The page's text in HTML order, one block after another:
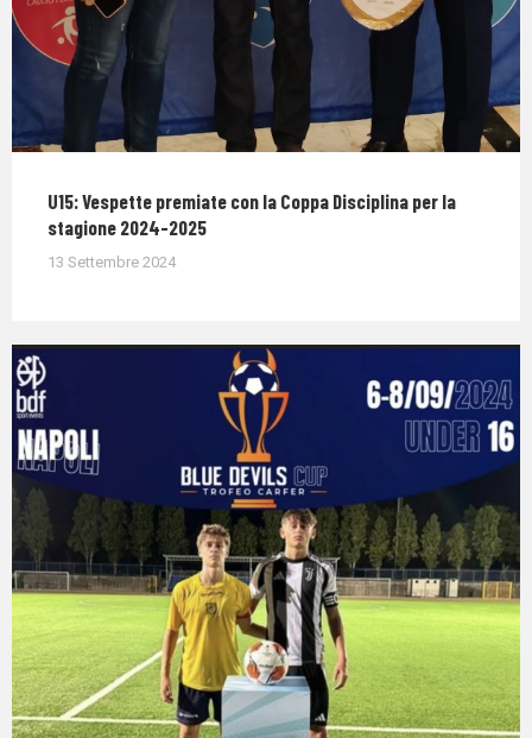
U15: Vespette premiate con la Coppa Disciplina per la
stagione 2024-2025
13 Settembre 2024